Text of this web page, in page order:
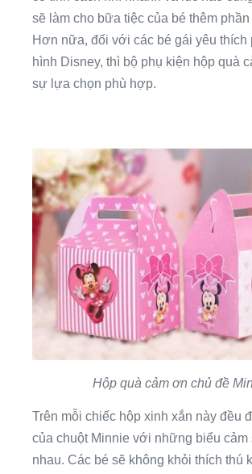
sẽ làm cho bữa tiệc của bé thêm
Hơn nữa, đối với các bé gái yêu thích
hình Disney, thì bộ phụ kiện hộp quà
sự lựa chọn phù hợp.
Hộp quà cảm ơn chủ đề
Trên mỗi chiếc hộp xinh xắn này đều
của chuột Minnie với những biểu cảm
nhau. Các bé sẽ không khỏi thích thú